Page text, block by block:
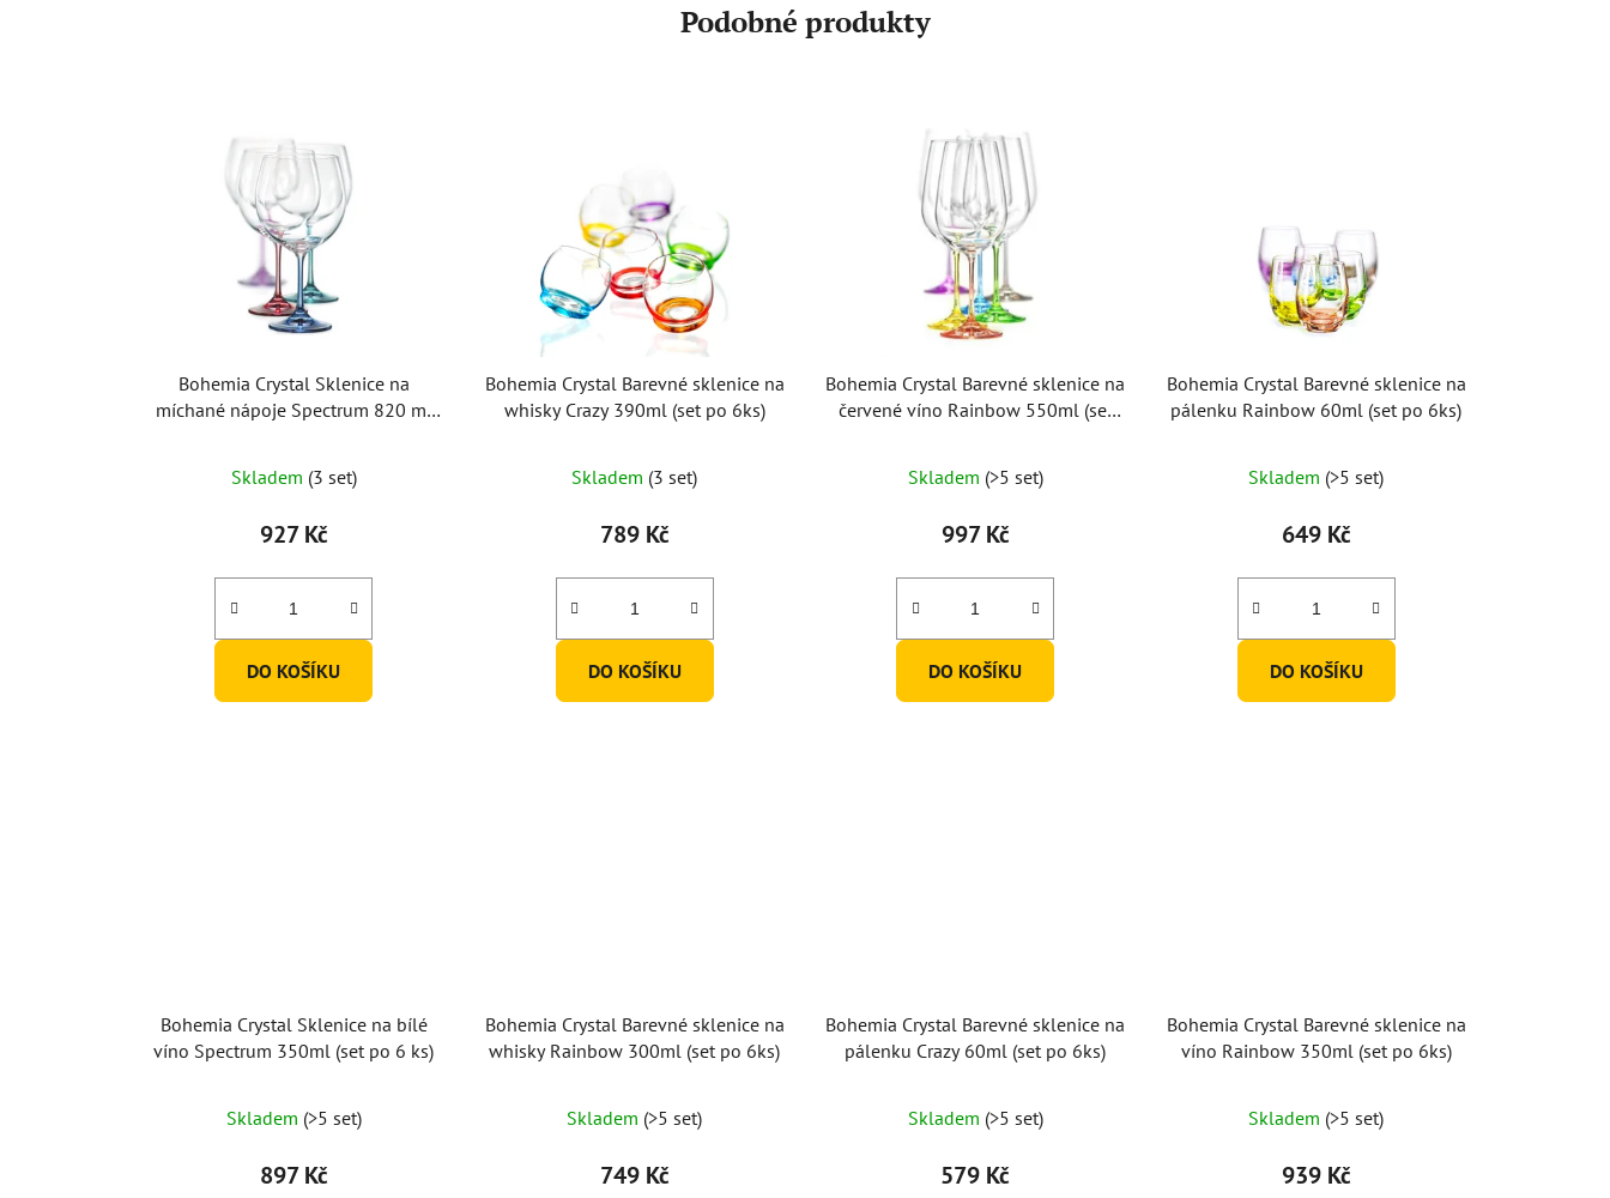
Podobné produkty
Bohemia Crystal Sklenice na
míchané nápoje Spectrum 820 ml
Skladem (3 set)
927 Kč
DO KOŠÍKU
Bohemia Crystal Barevné sklenice na
whisky Crazy 390ml (set po 6ks)
hodnocení
produktu
5,0
z
hvězdiček.
Skladem (3 set)
789 Kč
DO KOŠÍKU
Bohemia Crystal Barevné sklenice na
červené víno Rainbow 550ml (set
hodnocení
produktu
4,7
z
hvězdiček.
Skladem (>5 set)
997 Kč
DO KOŠÍKU
Bohemia Crystal Barevné sklenice na
pálenku Rainbow 60ml (set po 6ks)
Skladem (>5 set)
649 Kč
DO KOŠÍKU
Bohemia Crystal Sklenice na bílé
víno Spectrum 350ml (set po 6 ks)
Skladem (>5 set)
897 Kč
Bohemia Crystal Barevné sklenice na
whisky Rainbow 300ml (set po 6ks)
Skladem (>5 set)
749 Kč
Bohemia Crystal Barevné sklenice na
pálenku Crazy 60ml (set po 6ks)
Skladem (>5 set)
579 Kč
Bohemia Crystal Barevné sklenice na
víno Rainbow 350ml (set po 6ks)
hodnocení
produktu
Skladem (>5 set)
939 Kč